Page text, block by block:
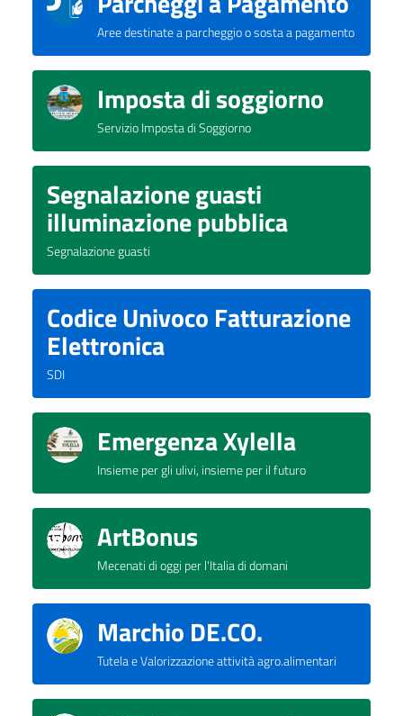
Aree destinate a parcheggio o sosta a pagamento
Imposta di soggiorno
Servizio Imposta di Soggiorno
Segnalazione guasti
illuminazione pubblica
Segnalazione guasti
Codice Univoco Fatturazione
Elettronica
SDI
Emergenza Xylella
Insieme per gli ulivi, insieme per il futuro
ArtBonus
Mecenati di oggi per l'Italia di domani
Marchio DE.CO.
Tutela e Valorizzazione attività agro.alimentari